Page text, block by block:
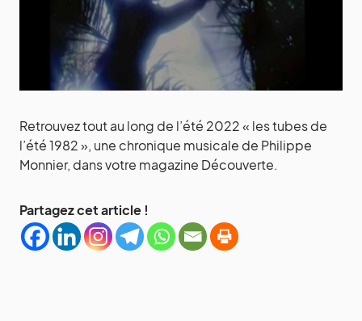
Retrouvez tout au long de l’été 2022 « les tubes de
l’été 1982 », une chronique musicale de Philippe
Monnier, dans votre magazine Découverte.
Partagez cet article !